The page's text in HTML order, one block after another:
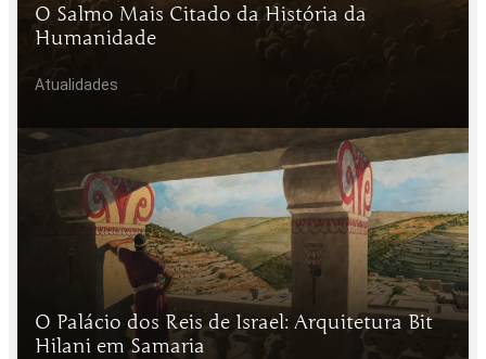
O Salmo Mais Citado da História da
Humanidade
Atualidades
O Palácio dos Reis de Israel: Arquitetura Bit
Hilani em Samaria